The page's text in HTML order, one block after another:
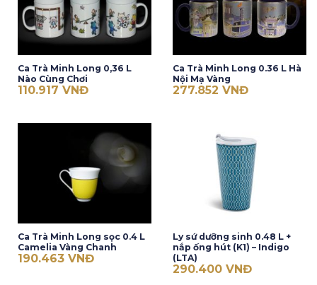
Ca Trà Minh Long 0,36 L
Nào Cùng Chơi
110.917 VNĐ
Ca Trà Minh Long 0.36 L Hà
Nội Mạ Vàng
277.852 VNĐ
Ca Trà Minh Long sọc 0.4 L
Camelia Vàng Chanh
190.463 VNĐ
Ly sứ dưỡng sinh 0.48 L +
nắp ống hút (K1) – Indigo
(LTA)
290.400 VNĐ